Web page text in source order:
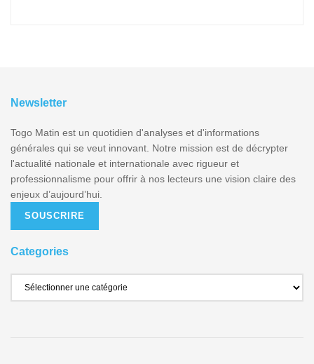
Newsletter
Togo Matin est un quotidien d'analyses et d'informations
générales qui se veut innovant. Notre mission est de décrypter
l'actualité nationale et internationale avec rigueur et
professionnalisme pour offrir à nos lecteurs une vision claire des
enjeux d’aujourd’hui.
SOUSCRIRE
Categories